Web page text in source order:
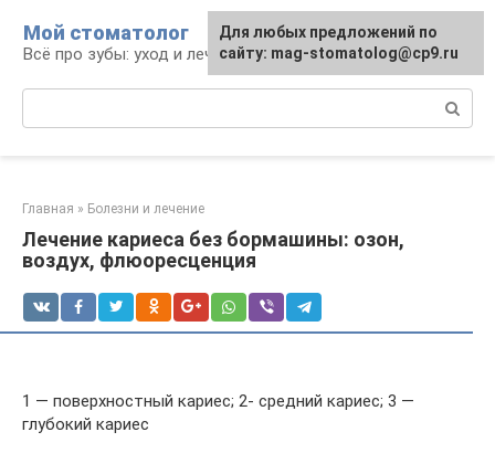
контенту
Мой стоматолог
Всё про зубы: уход и лечение
Главная » Болезни и лечение
Лечение кариеса без бормашины: озон,
воздух, флюоресценция
1 — поверхностный кариес; 2- средний кариес; 3 —
глубокий кариес
Для любых предложений по
сайту: mag-stomatolog@cp9.ru